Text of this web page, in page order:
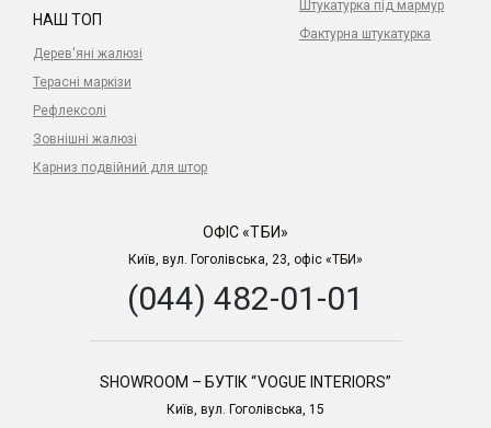
Штукатурка під мармур
Фактурна штукатурка
НАШ ТОП
Дерев'яні жалюзі
Терасні маркізи
Рефлексолі
Зовнішні жалюзі
Карниз подвійний для штор
ОФІС «ТБИ»
Київ, вул. Гоголівська, 23, офіс «ТБИ»
(044) 482-01-01
SHOWROOM – БУТІК “VOGUE INTERIORS”
Київ, вул. Гоголівська, 15